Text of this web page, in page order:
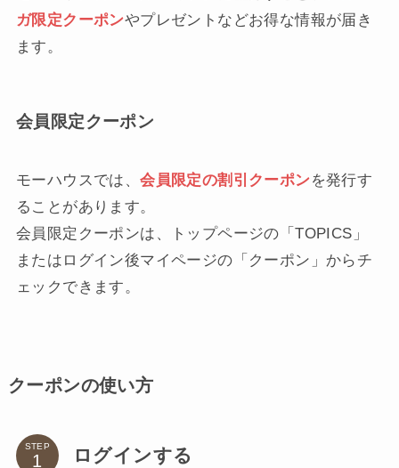
ガ限定クーポンやプレゼントなどお得な情報が届き
ます。
会員限定クーポン
モーハウスでは、会員限定の割引クーポンを発行す
ることがあります。
会員限定クーポンは、トップページの「TOPICS」
またはログイン後マイページの「クーポン」からチ
ェックできます。
クーポンの使い方
STEP ログインする